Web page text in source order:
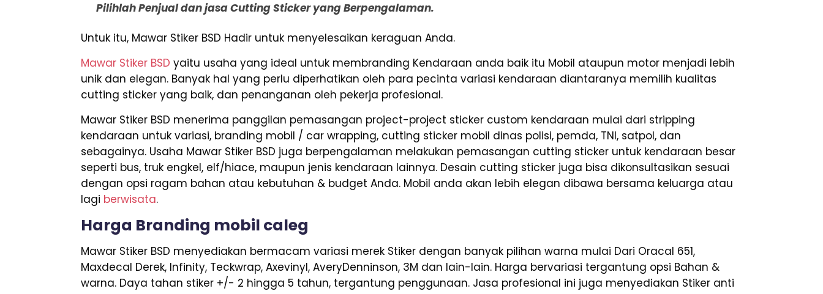
Pilihlah Penjual dan jasa Cutting Sticker yang Berpengalaman.
Untuk itu, Mawar Stiker BSD Hadir untuk menyelesaikan keraguan Anda.
Mawar Stiker BSD yaitu usaha yang ideal untuk membranding Kendaraan anda baik itu Mobil ataupun motor menjadi lebih
unik dan elegan. Banyak hal yang perlu diperhatikan oleh para pecinta variasi kendaraan diantaranya memilih kualitas
cutting sticker yang baik, dan penanganan oleh pekerja profesional.
Mawar Stiker BSD menerima panggilan pemasangan project-project sticker custom kendaraan mulai dari stripping
kendaraan untuk variasi, branding mobil / car wrapping, cutting sticker mobil dinas polisi, pemda, TNI, satpol, dan
sebagainya. Usaha Mawar Stiker BSD juga berpengalaman melakukan pemasangan cutting sticker untuk kendaraan besar
seperti bus, truk engkel, elf/hiace, maupun jenis kendaraan lainnya. Desain cutting sticker juga bisa dikonsultasikan sesuai
dengan opsi ragam bahan atau kebutuhan & budget Anda. Mobil anda akan lebih elegan dibawa bersama keluarga atau
lagi berwisata.
Harga Branding mobil caleg
Mawar Stiker BSD menyediakan bermacam variasi merek Stiker dengan banyak pilihan warna mulai Dari Oracal 651,
Maxdecal Derek, Infinity, Teckwrap, Axevinyl, AveryDenninson, 3M dan lain-lain. Harga bervariasi tergantung opsi Bahan &
warna. Daya tahan stiker +/- 2 hingga 5 tahun, tergantung penggunaan. Jasa profesional ini juga menyediakan Stiker anti